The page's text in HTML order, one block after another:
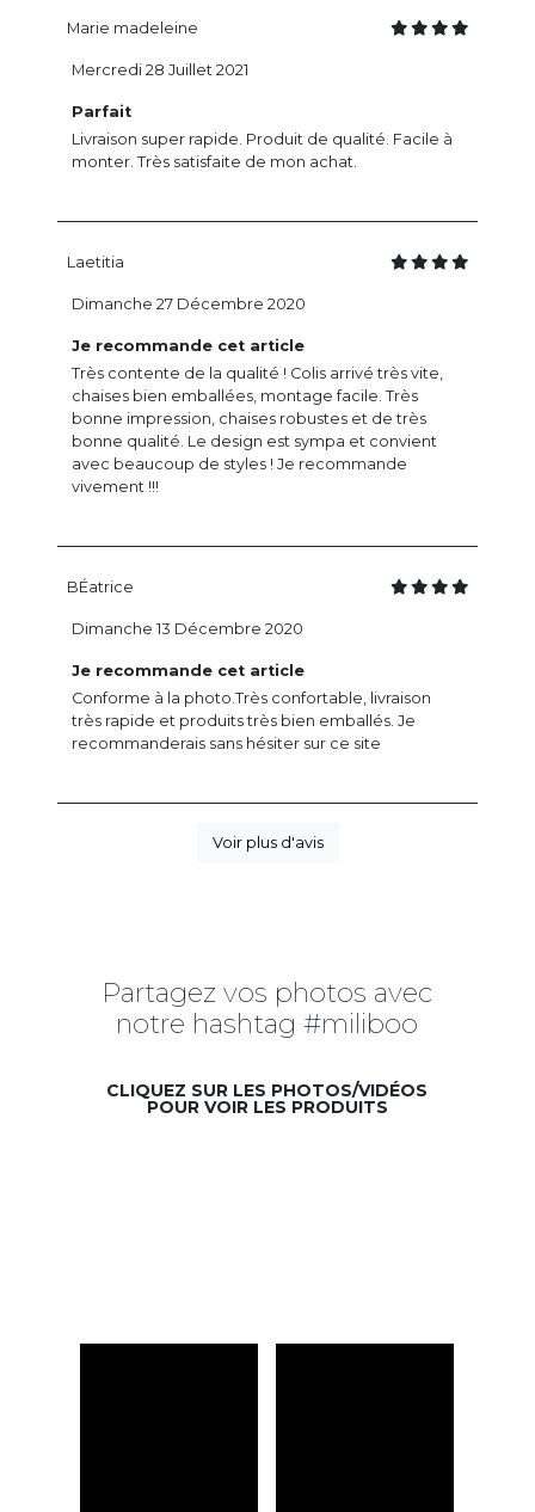
Marie madeleine
Parfait
Livraison super rapide. Produit de qualité. Facile à
monter. Très satisfaite de mon achat.
Mercredi 28 Juillet 2021
Laetitia
Je recommande cet article
Très contente de la qualité ! Colis arrivé très vite,
chaises bien emballées, montage facile. Très
bonne impression, chaises robustes et de très
bonne qualité. Le design est sympa et convient
avec beaucoup de styles ! Je recommande
vivement !!!
Dimanche 27 Décembre 2020
BÉatrice
Je recommande cet article
Conforme à la photo.Très confortable, livraison
très rapide et produits très bien emballés. Je
recommanderais sans hésiter sur ce site
Dimanche 13 Décembre 2020
Voir plus d'avis
Partagez vos photos avec
notre hashtag #miliboo
CLIQUEZ SUR LES PHOTOS/VIDÉOS
POUR VOIR LES PRODUITS